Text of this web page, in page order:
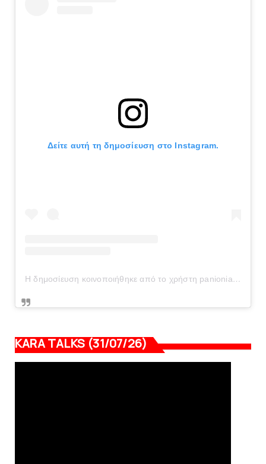
Δείτε αυτή τη δημοσίευση στο Instagram.
Η δημοσίευση κοινοποιήθηκε από το χρήστη panionianea.gr (@panionianea.gr)
KARA TALKS (31/07/26)